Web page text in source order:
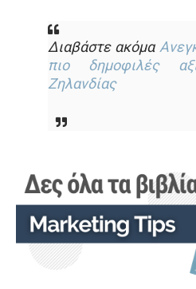
Διαβάστε ακόμα
πιο δημοφιλές
Ζηλανδίας